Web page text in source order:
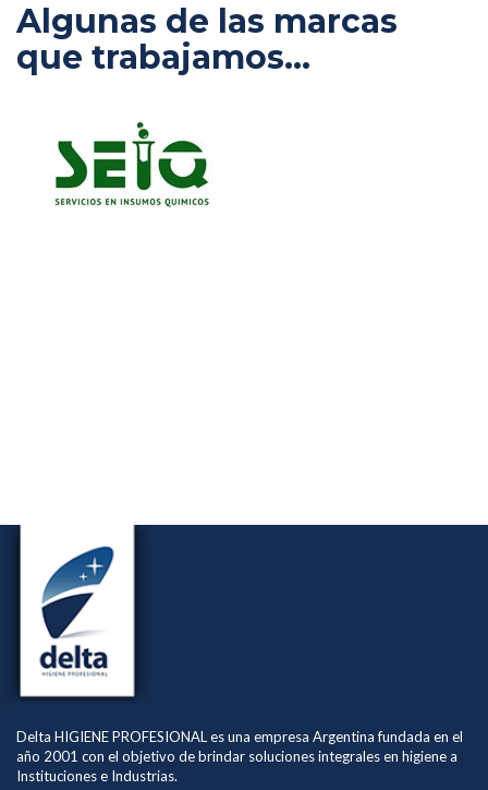
Algunas de las marcas
que trabajamos...
Delta HIGIENE PROFESIONAL es una empresa Argentina fundada en el
año 2001 con el objetivo de brindar soluciones integrales en higiene a
Instituciones e Industrias.